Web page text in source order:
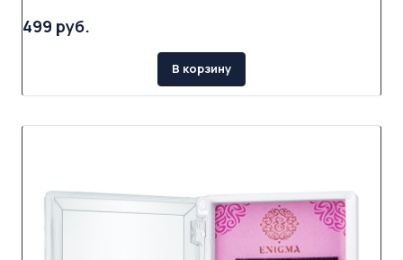
499 руб.
В корзину